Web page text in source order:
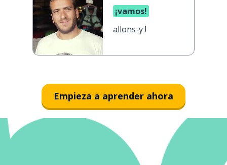
¡vamos!
allons-y !
Empieza a aprender ahora